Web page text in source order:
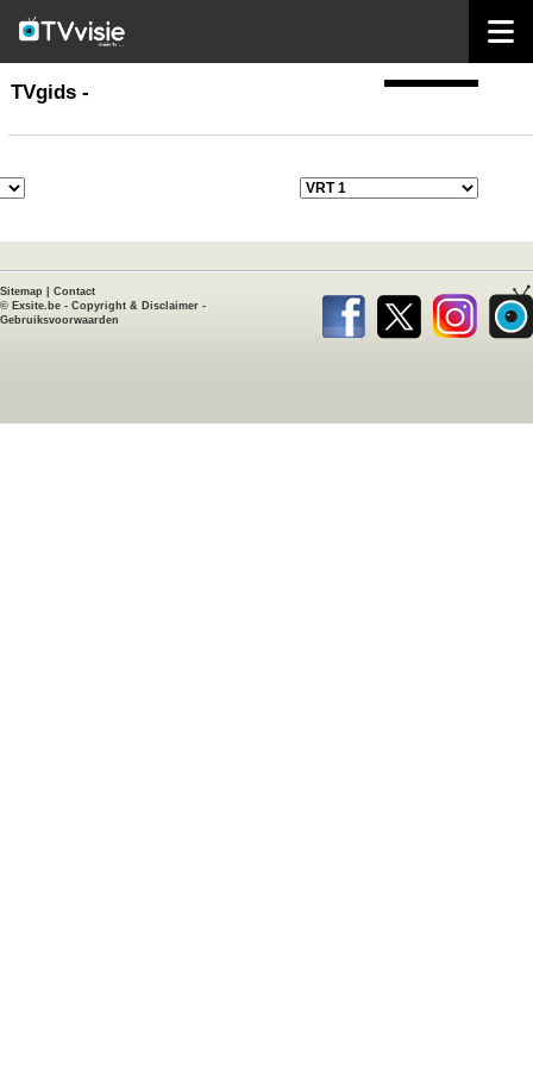
TVgids
TVgids -
Sitemap
Contact
© Exsite.be - Copyright & Disclaimer -
Gebruiksvoorwaarden